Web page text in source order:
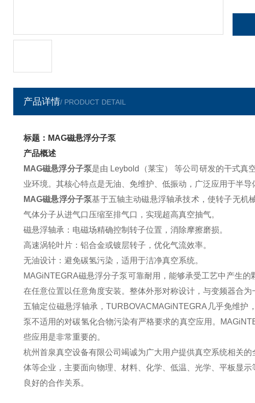
产品详情/ PRODUCT DETAIL
标题：MAG磁悬浮分子泵
产品概述
MAG磁悬浮分子泵是由 Leybold（莱宝） 等公司研发的干式真
业环境。其核心特点是无油、免维护、低振动，广泛应用于半导
MAG磁悬浮分子泵基于五轴主动磁悬浮轴承技术，使转子无机
气体分子从进气口压缩至排气口，实现超高真空抽气。
磁悬浮轴承：电磁场精确控制转子位置，消除摩擦磨损。
高速涡轮叶片：铝合金或镀层转子，优化气流效率。
无油设计：避免碳氢污染，适用于洁净真空系统。
MAGiNTEGRA磁悬浮分子泵可靠耐用，能够承受工艺中产生
在任意位置以任意角度安装。整体外形对称设计，与变频器合
五轴定位磁悬浮轴承，TURBOVACMAGiNTEGRA几乎免维
泵不适用的对碳氢化合物污染有严格要求的真空应用。
些应用是非常重要的。
杭州首泉真空设备有限公司竭诚为广大用户提供真空系统相关
体等企业，主要面向物理、材料、化学、低温、光学、平板显
良好的合作关系。